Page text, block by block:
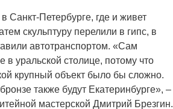
Санкт-Петербурге, где и живет
скульптуру перелили в гипс, в
автотранспортом. «Сам
в уральской столице, потому что
крупный объект было бы сложно.
также будут Екатеринбурге», –
мастерской Дмитрий Брезгин.